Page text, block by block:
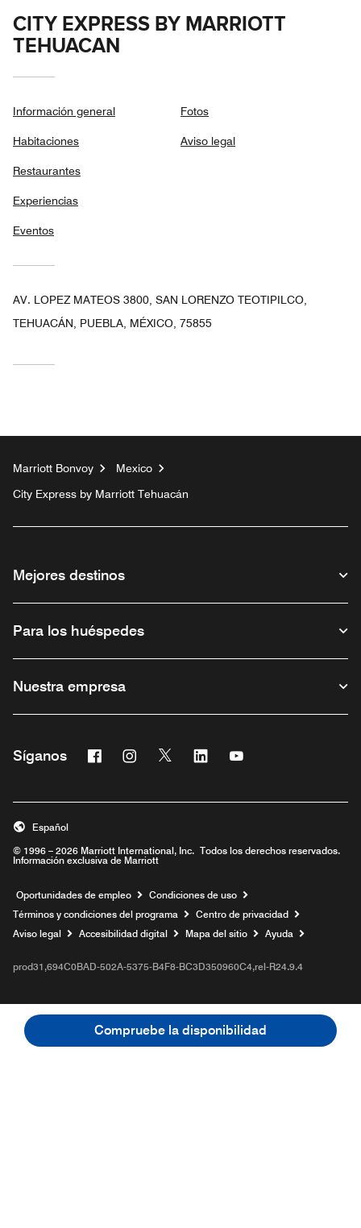
Compruebe la disponibilidad
CITY EXPRESS BY MARRIOTT
TEHUACAN
Información general
Habitaciones
Restaurantes
Experiencias
Eventos
Fotos
Aviso legal
AV. LOPEZ MATEOS 3800, SAN LORENZO TEOTIPILCO,
TEHUACÁN, PUEBLA, MÉXICO, 75855
Marriott Bonvoy
Mexico
City Express by Marriott Tehuacán
Mejores destinos
Para los huéspedes
Nuestra empresa
Síganos Facebook
Abre una ventana nueva
Instagram
Abre una ventana nueva
Twitter
Abre una ventana nueva
Linkedin
Abre una ventana nueva
Abre una ventana
© 1996 – 2026 Marriott International, Inc. Todos los derechos reservados.
Información exclusiva de Marriott
Español
Oportunidades de empleo Abre una ventana nueva
Condiciones de uso
Términos y condiciones del programa
Centro de privacidad
Aviso legal
Accesibilidad digital Mapa del sitio Ayuda
prod31,694C0BAD-502A-5375-B4F8-BC3D350960C4,rel-R24.9.4